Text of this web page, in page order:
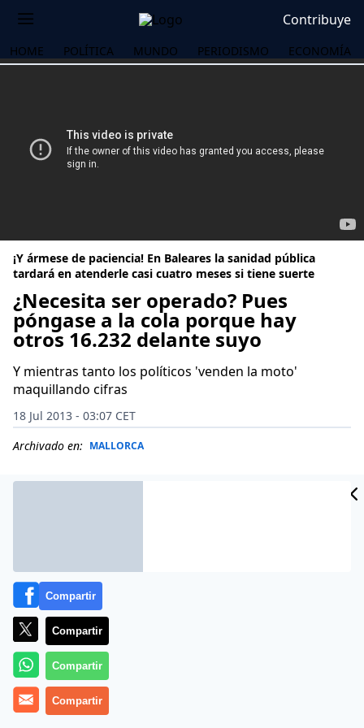
Contribuye
HOME POLÍTICA MUNDO PERIODISMO ECONOMÍA
¡Y ármese de paciencia! En Baleares la sanidad pública
tardará en atenderle casi cuatro meses si tiene suerte
¿Necesita ser operado? Pues
póngase a la cola porque hay
otros 16.232 delante suyo
Y mientras tanto los políticos 'venden la moto'
maquillando cifras
18 Jul 2013 - 03:07 CET
Archivado en: MALLORCA
Lo de la sanidad pública en Baleares clama al cielo.
Compartir
Compartir
Compartir
Compartir